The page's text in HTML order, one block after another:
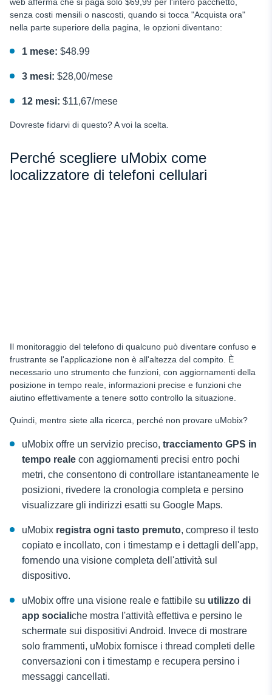
senza costi mensili o nascosti, quando si tocca "Acquista ora"
nella parte superiore della pagina, le opzioni diventano:
1 mese: $48.99
3 mesi: $28,00/mese
12 mesi: $11,67/mese
Dovreste fidarvi di questo? A voi la scelta.
Perché scegliere uMobix come
localizzatore di telefoni cellulari
Il monitoraggio del telefono di qualcuno può diventare confuso e
frustrante se l'applicazione non è all'altezza del compito. È
necessario uno strumento che funzioni, con aggiornamenti della
posizione in tempo reale, informazioni precise e funzioni che
aiutino effettivamente a tenere sotto controllo la situazione.
Quindi, mentre siete alla ricerca, perché non provare uMobix?
uMobix offre un servizio preciso, tracciamento GPS in
tempo reale con aggiornamenti precisi entro pochi
metri, che consentono di controllare istantaneamente le
posizioni, rivedere la cronologia completa e persino
visualizzare gli indirizzi esatti su Google Maps.
uMobix registra ogni tasto premuto, compreso il testo
copiato e incollato, con i timestamp e i dettagli dell'app,
fornendo una visione completa dell'attività sul
dispositivo.
uMobix offre una visione reale e fattibile su utilizzo di
app socialiche mostra l'attività effettiva e persino le
schermate sui dispositivi Android. Invece di mostrare
solo frammenti, uMobix fornisce i thread completi delle
conversazioni con i timestamp e recupera persino i
messaggi cancellati.